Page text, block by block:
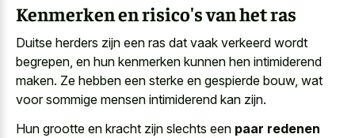
Kenmerken en risico's van het ras
Duitse herders zijn een ras dat vaak verkeerd wordt
begrepen, en hun kenmerken kunnen hen intimiderend
maken. Ze hebben een sterke en gespierde bouw, wat
voor sommige mensen intimiderend kan zijn.
Hun grootte en kracht zijn slechts een paar redenen